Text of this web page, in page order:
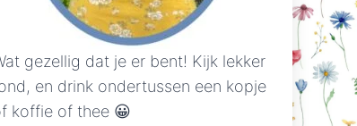
gezellig dat je er bent! Kijk lekker
en drink ondertussen een kopje
koffie of thee 😀